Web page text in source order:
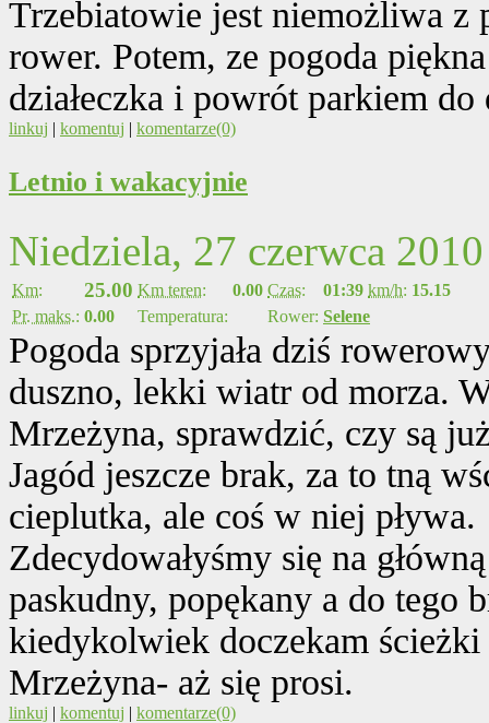
Trzebiatowie jest niemożliwa z
rower. Potem, ze pogoda
działeczka i powrót parkiem do
linkuj | komentuj | komentarze(0)
Letnio i wakacyjnie
Niedziela, 27 czerwca
Km: 25.00 Km teren: 0.00 Czas: 01:39 km/h: 15.15
Pr. maks.: 0.00 Temperatura: Rower: Selene
Pogoda sprzyjała dziś
duszno, lekki wiatr od morza.
Mrzeżyna, sprawdzić, czy są
Jagód jeszcze brak, za to tną
cieplutka, ale coś w niej pływa.
Zdecydowałyśmy się na
paskudny, popękany a do tego
kiedykolwiek doczekam
Mrzeżyna- aż się prosi.
linkuj | komentuj | komentarze(0)